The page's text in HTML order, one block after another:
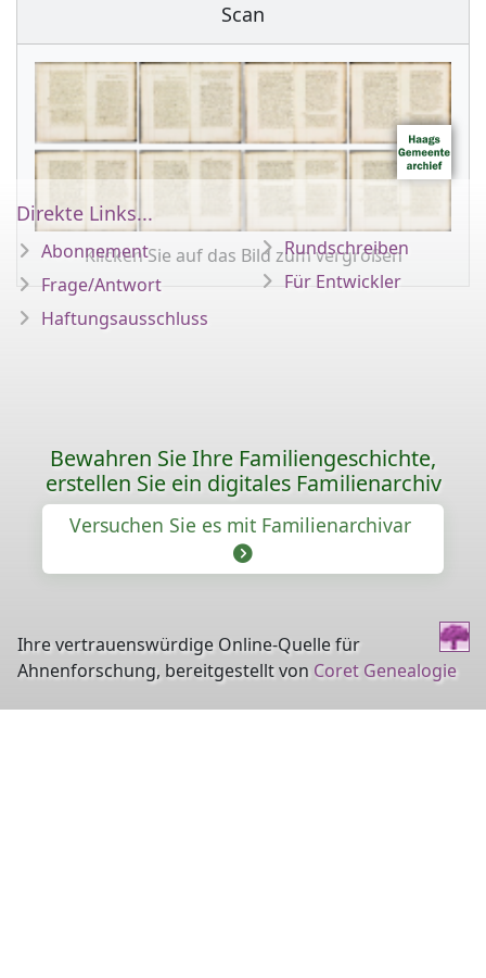
Scan
Klicken Sie auf das Bild zum vergrößen
Direkte Links...
Abonnement
Frage/Antwort
Haftungsausschluss
Rundschreiben
Für Entwickler
Bewahren Sie Ihre Familiengeschichte,
erstellen Sie ein digitales Familienarchiv
Versuchen Sie es mit Familienarchivar
Ihre vertrauenswürdige Online-Quelle für
Ahnenforschung, bereitgestellt von Coret Genealogie